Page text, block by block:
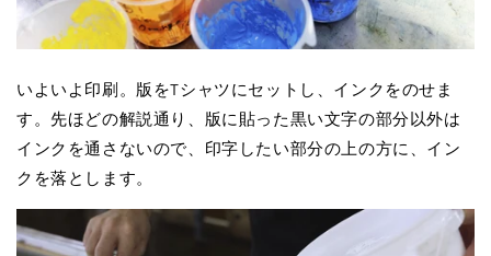
いよいよ印刷。版をTシャツにセットし、インクをのせま
す。先ほどの解説通り、版に貼った黒い文字の部分以外は
インクを通さないので、印字したい部分の上の方に、イン
クを落とします。